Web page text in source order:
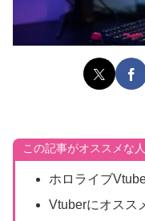
この記事がオススメな人
ホロライブ
Vtuberにオスス